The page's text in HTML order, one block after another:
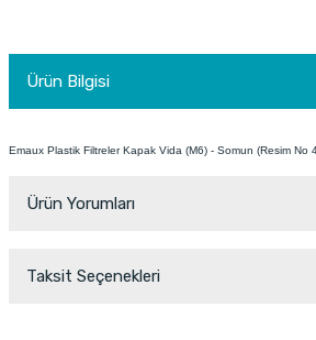
Ürün Bilgisi
Emaux Plastik Filtreler Kapak Vida (M6) - Somun (Resim No
Ürün Yorumları
Taksit Seçenekleri